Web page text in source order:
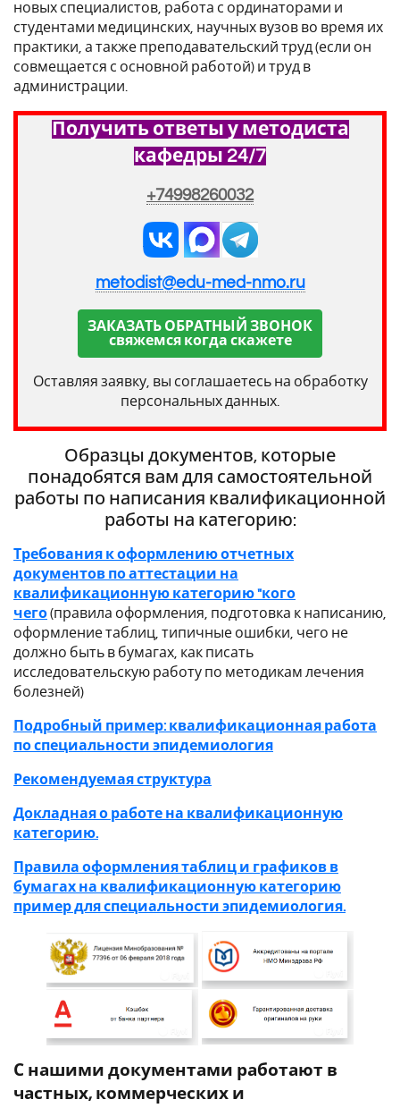
новых специалистов, работа с ординаторами и
студентами медицинских, научных вузов во время их
практики, а также преподавательский труд (если он
совмещается с основной работой) и труд в
администрации.
Получить ответы у методиста
кафедры 24/7
+74998260032
metodist@edu-med-nmo.ru
ЗАКАЗАТЬ ОБРАТНЫЙ ЗВОНОК
свяжемся когда скажете
Оставляя заявку, вы соглашаетесь на обработку
персональных данных.
Образцы документов, которые
понадобятся вам для самостоятельной
работы по написания квалификационной
работы на категорию:
Требования к оформлению отчетных
документов по аттестации на
квалификационную категорию "кого
чего(правила оформления, подготовка к написанию,
оформление таблиц, типичные ошибки, чего не
должно быть в бумагах, как писать
исследовательскую работу по методикам лечения
болезней)
Подробный пример: квалификационная работа
по специальности эпидемиология
Рекомендуемая структура
Докладная о работе на квалификационную
категорию.
Правила оформления таблиц и графиков в
бумагах на квалификационную категорию
пример для специальности эпидемиология.
С нашими документами работают в
частных, коммерческих и